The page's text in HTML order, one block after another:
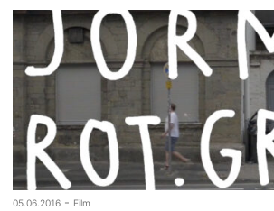
05.06.2016 - Film